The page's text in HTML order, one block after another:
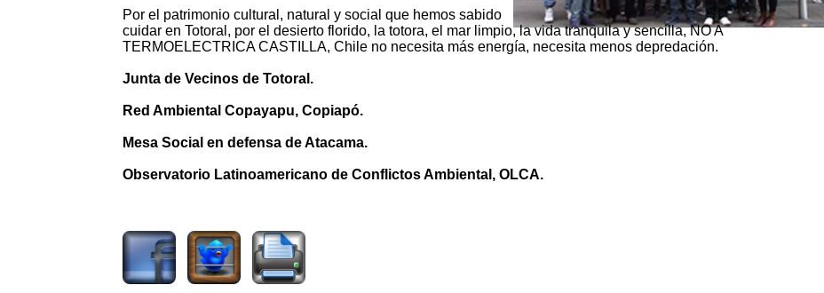
Por el patrimonio cultural, natural y social que hemos sabido
cuidar en Totoral, por el desierto florido, la totora, el mar limpio, la vida tranquila y sencilla, NO A
TERMOELECTRICA CASTILLA, Chile no necesita más energía, necesita menos depredación.
Junta de Vecinos de Totoral.
Red Ambiental Copayapu, Copiapó.
Mesa Social en defensa de Atacama.
Observatorio Latinoamericano de Conflictos Ambiental, OLCA.